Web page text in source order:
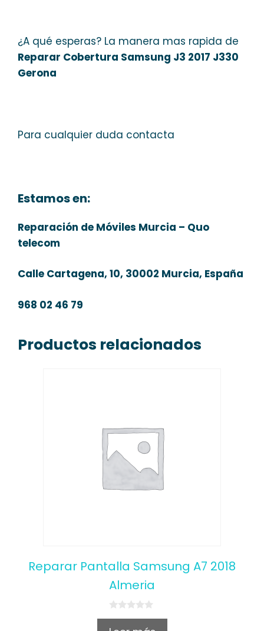
¿A qué esperas? La manera mas rapida de
Reparar Cobertura Samsung J3 2017 J330
Gerona
Para cualquier duda contacta
Estamos en:
Reparación de Móviles Murcia – Quo
telecom
Calle Cartagena, 10, 30002 Murcia, España
968 02 46 79
Productos relacionados
Reparar Pantalla Samsung A7 2018
Almeria
0